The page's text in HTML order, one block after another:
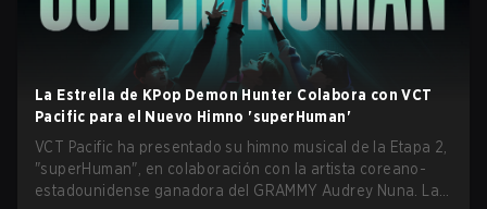
La Estrella de KPop Demon Hunter Colabora con VCT
Pacific para el Nuevo Himno 'superHuman'
VCT Pacific ha presentado su himno musical de la Etapa 2,
"superHuman", en colaboración con la artista coreano-
estadounidense ganadora del GRAMMY Audrey Nuna. La